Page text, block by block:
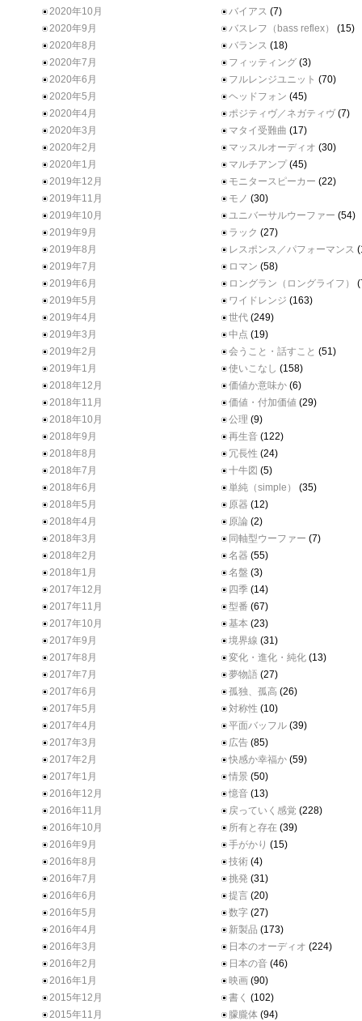
2020年10月
2020年9月
2020年8月
2020年7月
2020年6月
2020年5月
2020年4月
2020年3月
2020年2月
2020年1月
2019年12月
2019年11月
2019年10月
2019年9月
2019年8月
2019年7月
2019年6月
2019年5月
2019年4月
2019年3月
2019年2月
2019年1月
2018年12月
2018年11月
2018年10月
2018年9月
2018年8月
2018年7月
2018年6月
2018年5月
2018年4月
2018年3月
2018年2月
2018年1月
2017年12月
2017年11月
2017年10月
2017年9月
2017年8月
2017年7月
2017年6月
2017年5月
2017年4月
2017年3月
2017年2月
2017年1月
2016年12月
2016年11月
2016年10月
2016年9月
2016年8月
2016年7月
2016年6月
2016年5月
2016年4月
2016年3月
2016年2月
2016年1月
2015年12月
2015年11月
バイアス (7)
バスレフ（bass reflex）
(15)
バランス (18)
フィッティング (3)
フルレンジユニット (70)
ヘッドフォン (45)
ポジティヴ／ネガティヴ(7)
マタイ受難曲 (17)
マッスルオーディオ (30)
マルチアンプ (45)
モニタースピーカー (22)
モノ (30)
ユニバーサルウーファー (54)
ラック (27)
レスポンス／パフォーマンス
ロマン (58)
ロングラン（ロングライフ）
ワイドレンジ (163)
世代 (249)
中点 (19)
会うこと・話すこと (51)
使いこなし (158)
価値か意味か (6)
価値・付加価値 (29)
公理 (9)
再生音 (122)
冗長性 (24)
十牛図 (5)
単純（simple）
(35)
原器 (12)
原論 (2)
同軸型ウーファー (7)
名器 (55)
名盤 (3)
四季 (14)
型番 (67)
基本 (23)
境界線 (31)
変化・進化・純化 (13)
夢物語 (27)
孤独、孤高 (26)
対称性 (10)
平面バッフル (39)
広告 (85)
快感か幸福か (59)
情景 (50)
憶音 (13)
戻っていく感覚 (228)
所有と存在 (39)
手がかり (15)
技術 (4)
挑発 (31)
提言 (20)
数字 (27)
新製品 (173)
日本のオーディオ (224)
日本の音 (46)
映画 (90)
書く (102)
朦朧体 (94)